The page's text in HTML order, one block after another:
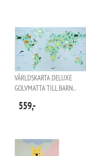
VÄRLDSKARTA DELUXE
GOLVMATTA TILL BARN..
559,-